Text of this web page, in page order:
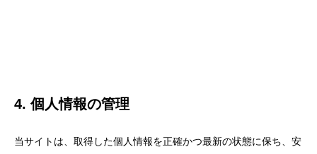
4. 個人情報の管理
当サイトは、取得した個人情報を正確かつ最新の状態に保ち、安